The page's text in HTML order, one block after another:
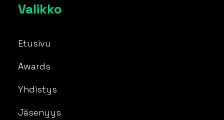
Valikko
Etusivu
Awards
Yhdistys
Jäsenyys